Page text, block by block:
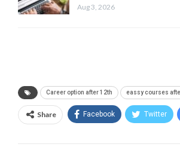
Aug 3, 2026
Career option after 12th eassy courses
Share Facebook Twitter